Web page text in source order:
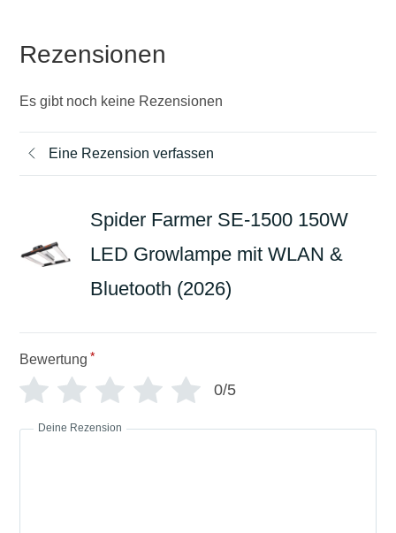
Rezensionen
Es gibt noch keine Rezensionen
Eine Rezension verfassen
Spider Farmer SE-1500 150W
LED Growlampe mit WLAN &
Bluetooth (2026)
Bewertung *
0/5
Deine Rezension